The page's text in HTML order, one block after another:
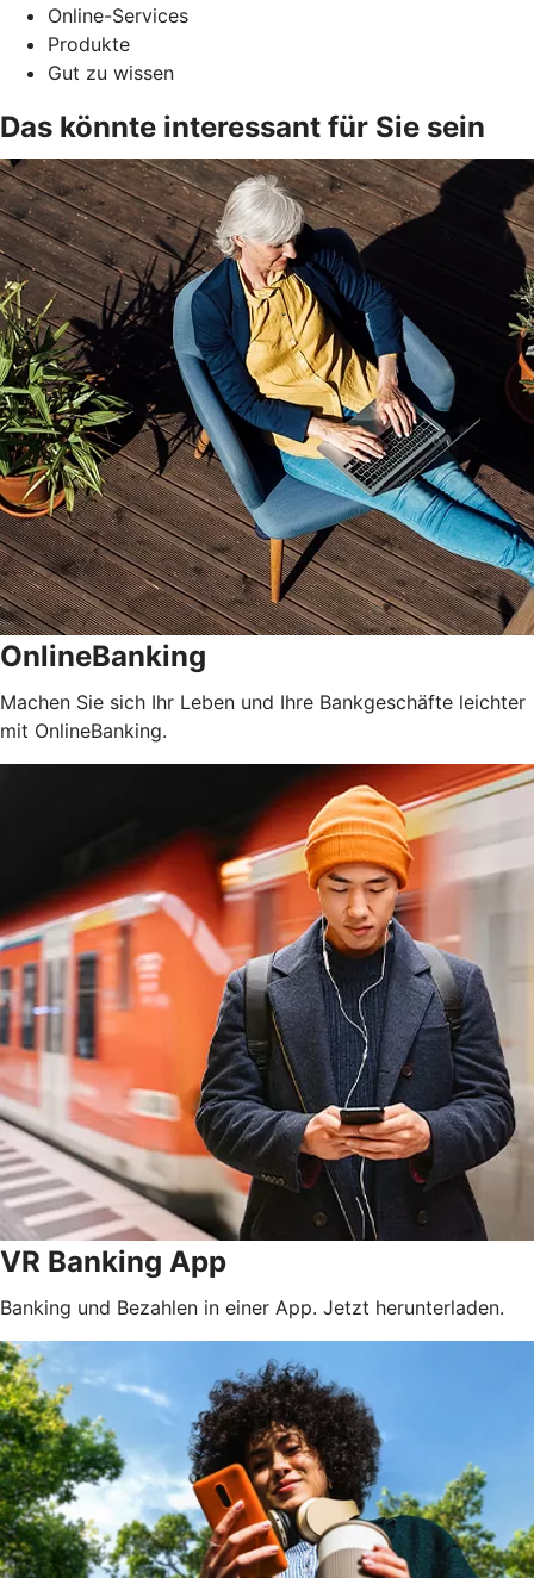
Online-Services
Produkte
Gut zu wissen
Das könnte interessant für Sie sein
OnlineBanking
Machen Sie sich Ihr Leben und Ihre Bankgeschäfte leichter
mit OnlineBanking.
VR Banking App
Banking und Bezahlen in einer App. Jetzt herunterladen.